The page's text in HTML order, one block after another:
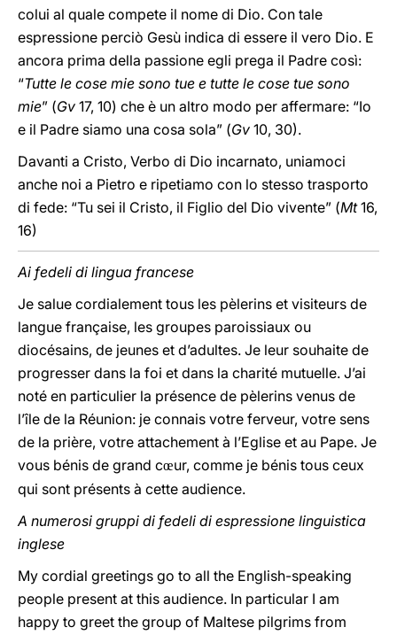
colui al quale compete il nome di Dio. Con tale
espressione perciò Gesù indica di essere il vero Dio. E
ancora prima della passione egli prega il Padre così:
“Tutte le cose mie sono tue e tutte le cose tue sono
mie” (Gv 17, 10) che è un altro modo per affermare: “Io
e il Padre siamo una cosa sola” (Gv 10, 30).
Davanti a Cristo, Verbo di Dio incarnato, uniamoci
anche noi a Pietro e ripetiamo con lo stesso trasporto
di fede: “Tu sei il Cristo, il Figlio del Dio vivente” (Mt16,
16)
Ai fedeli di lingua francese
Je salue cordialement tous les pèlerins et visiteurs de
langue française, les groupes paroissiaux ou
diocésains, de jeunes et d’adultes. Je leur souhaite de
progresser dans la foi et dans la charité mutuelle. J’ai
noté en particulier la présence de pèlerins venus de
l’île de la Réunion: je connais votre ferveur, votre sens
de la prière, votre attachement à l’Eglise et au Pape. Je
vous bénis de grand cœur, comme je bénis tous ceux
qui sont présents à cette audience.
A numerosi gruppi di fedeli di espressione linguistica
inglese
My cordial greetings go to all the English-speaking
people present at this audience. In particular I am
happy to greet the group of Maltese pilgrims from